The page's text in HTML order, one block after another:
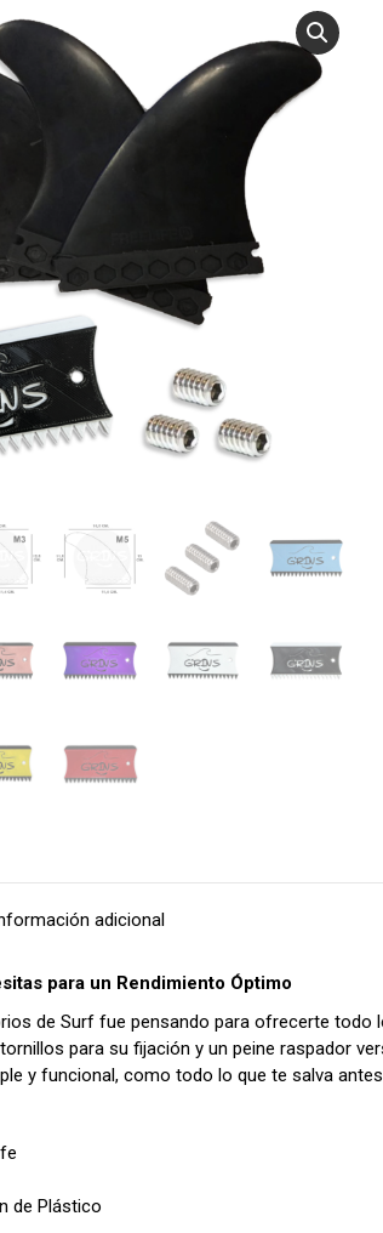
adicional
para un Rendimiento Óptimo
de Surf fue pensando para ofrecerte
para su fijación y un peine raspador
y funcional, como todo lo que te salva
de Plástico